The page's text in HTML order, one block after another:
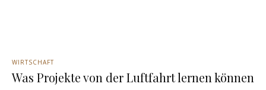
WIRTSCHAFT
Was Projekte von der Luftfahrt lernen können